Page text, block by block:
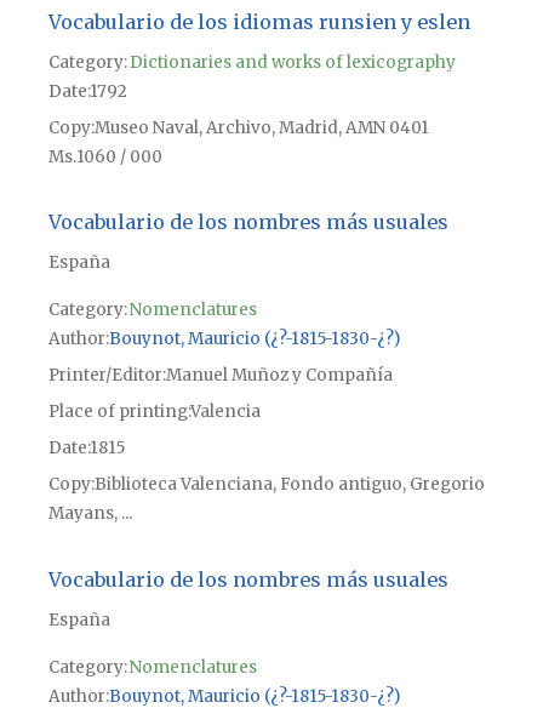
Vocabulario de los idiomas runsien y eslen
Category:Dictionaries and works of lexicography
Date1792
CopyMuseo Naval, Archivo, Madrid, AMN 0401
Ms.1060 / 000
Vocabulario de los nombres más usuales
España
Category:Nomenclatures
Author Bouynot, Mauricio (¿?-1815-1830-¿?)
Printer/Editor Manuel Muñoz y Compañía
Place of printingValencia
Date1815
CopyBiblioteca Valenciana, Fondo antiguo, Gregorio
Mayans, ...
Vocabulario de los nombres más usuales
España
Category:Nomenclatures
Author Bouynot, Mauricio (¿?-1815-1830-¿?)